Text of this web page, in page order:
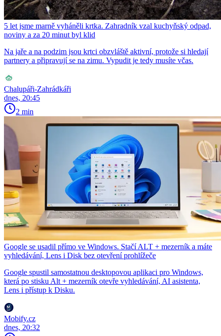
5 let jsme marně vyháněli krtka. Zahradník vzal kuchyňský odpad,
noviny a za 20 minut byl klid
Na jaře a na podzim jsou krtci obzvláště aktivní, protože si hledají
partnery a připravují se na zimu. Vypudit je tedy musíte včas.
Chalupáři-Zahrádkáři
dnes, 20:45
2 min
Google se usadil přímo ve Windows. Stačí ALT + mezerník a máte
vyhledávání, Lens i Disk bez otevření prohlížeče
Google spustil samostatnou desktopovou aplikaci pro Windows,
která po stisku Alt + mezerník otevře vyhledávání, AI asistenta,
Lens i přístup k Disku.
Mobify.cz
dnes, 20:32